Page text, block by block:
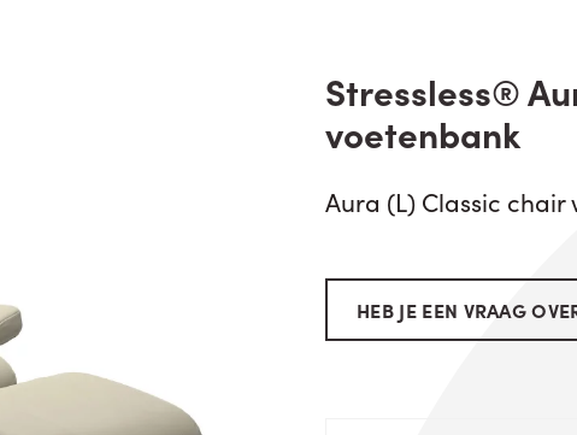
Stressless®
voetenbank
Aura (L) Classic
HEB JE EEN VRAAG